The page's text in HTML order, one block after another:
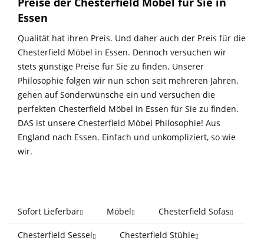
Essen
Qualität hat ihren Preis. Und daher auch der Preis für die
Chesterfield Möbel in Essen. Dennoch versuchen wir
stets günstige Preise für Sie zu finden. Unserer
Philosophie folgen wir nun schon seit mehreren Jahren,
gehen auf Sonderwünsche ein und versuchen die
perfekten Chesterfield Möbel in Essen für Sie zu finden.
DAS ist unsere Chesterfield Möbel Philosophie! Aus
England nach Essen. Einfach und unkompliziert, so wie
wir.
Sofort Lieferbar Möbel Chesterfield Sofas
Chesterfield Sessel Chesterfield Stühle